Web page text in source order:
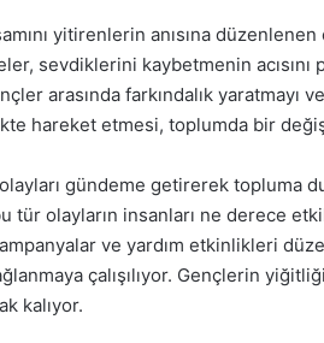
yitirenlerin anısına
sevdiklerini kaybetmenin acısını
arasında farkındalık yaratmayı
hareket etmesi, toplumda bir
gündeme getirerek topluma
tür olayların insanları ne derece
ve yardım etkinlikleri
çalışılıyor. Gençlerin
kalıyor.